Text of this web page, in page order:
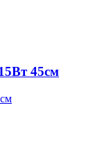
45см